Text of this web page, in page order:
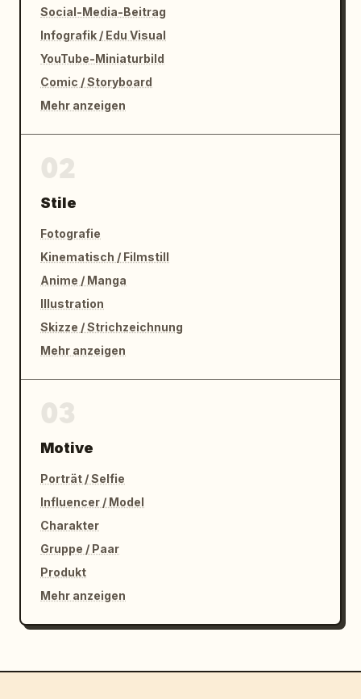
Social-Media-Beitrag
Infografik / Edu Visual
YouTube-Miniaturbild
Comic / Storyboard
Mehr anzeigen
Stile
Fotografie
Kinematisch / Filmstill
Anime / Manga
Illustration
Skizze / Strichzeichnung
Mehr anzeigen
Motive
Porträt / Selfie
Influencer / Model
Charakter
Gruppe / Paar
Produkt
Mehr anzeigen